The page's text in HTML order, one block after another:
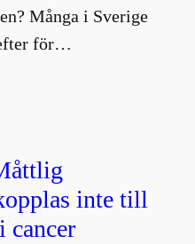
Många i Sverige
för…
inte till
cancer